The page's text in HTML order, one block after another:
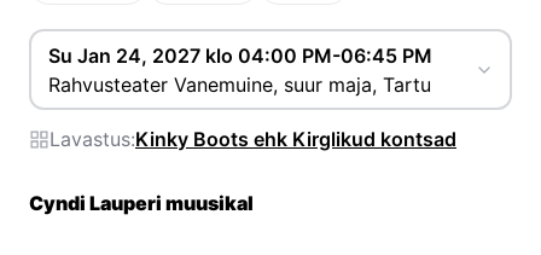
Su Jan 24, 2027 klo 04:00 PM-06:45 PM
Rahvusteater Vanemuine, suur maja, Tartu
Lavastus:Kinky Boots ehk Kirglikud kontsad
Cyndi Lauperi muusikal